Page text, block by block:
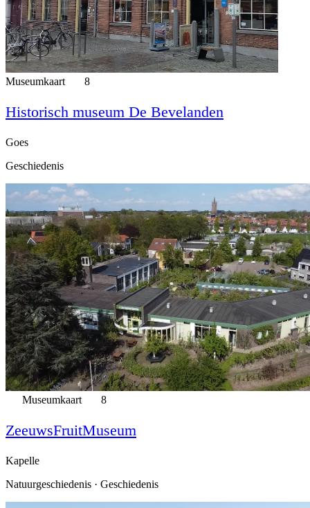
Museumkaart 8
Historisch museum De Bevelanden
Goes
Geschiedenis
Museumkaart 8
ZeeuwsFruitMuseum
Kapelle
Natuurgeschiedenis · Geschiedenis